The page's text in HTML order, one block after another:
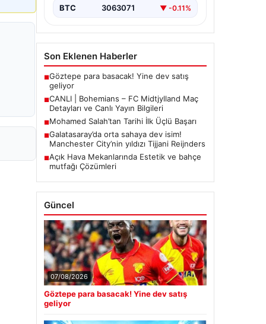
BTC 3063071 ▼ -0.11%
Son Eklenen Haberler
■Göztepe para basacak! Yine dev satış
geliyor
■CANLI | Bohemians – FC Midtjylland Maç
Detayları ve Canlı Yayın Bilgileri
■Mohamed Salah’tan Tarihi İlk Üçlü Başarı
■Galatasaray’da orta sahaya dev isim!
Manchester City’nin yıldızı Tijjani Reijnders
■Açık Hava Mekanlarında Estetik ve bahçe
mutfağı Çözümleri
Güncel
07/08/2026
Göztepe para basacak! Yine dev satış
geliyor